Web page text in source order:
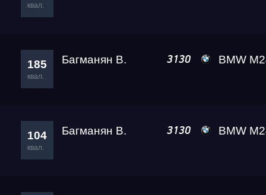
квал.
185
квал.
Багманян В. 3130 BMW M240i
104
квал.
Багманян В. 3130 BMW M240i